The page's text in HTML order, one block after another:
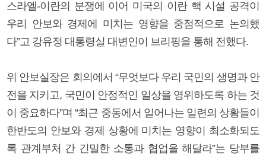
스라엘-이란의 분쟁에 이어 미국의 이란 핵 시설 공격이
우리 안보와 경제에 미치는 영향을 중점적으로 논의했
다”고 강유정 대통령실 대변인이 브리핑을 통해 전했다.
위 안보실장은 회의에서 “무엇보다 우리 국민의 생명과 안
전을 지키고, 국민이 안정적인 일상을 영위하도록 하는 것
이 중요하다”며 “최근 중동에서 일어나는 일련의 상황들이
한반도의 안보와 경제 상황에 미치는 영향이 최소화되도
록 관계부처 간 긴밀한 소통과 협업을 해달라”는 당부를